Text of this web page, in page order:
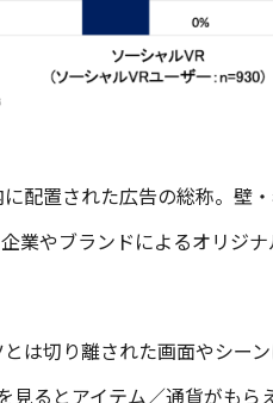
配置された広告の総称。壁
業やブランドによるオリジ
は切り離された画面やシー
るとアイテム／通貨がもら